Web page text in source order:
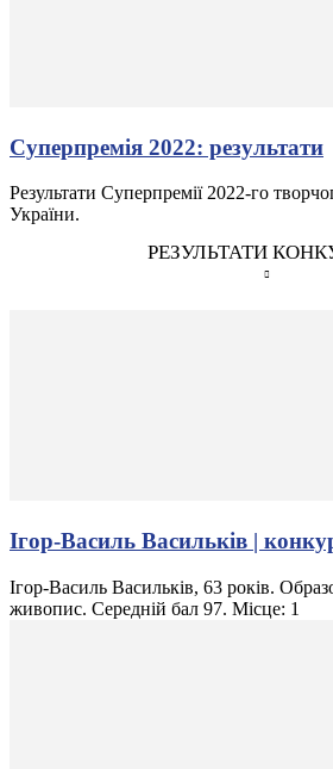
Суперпремія 2022: результати
Результати Суперпремії 2022-го
України.
РЕЗУЛЬТАТИ
Ігор-Василь Васильків |
Ігор-Василь Васильків, 63 років.
живопис. Середній бал 97. Місце: 1